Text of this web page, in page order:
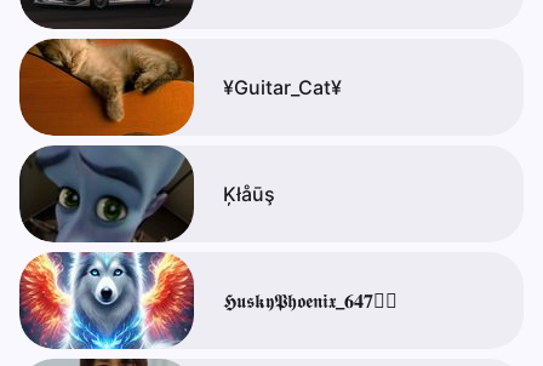
¥Guitar_Cat¥
Ķłåūş
𝕳𝖚𝖘𝖐𝖞𝕻𝖍𝖔𝖊𝖓𝖎𝖝_𝟔𝟒𝟕🐦‍🔥